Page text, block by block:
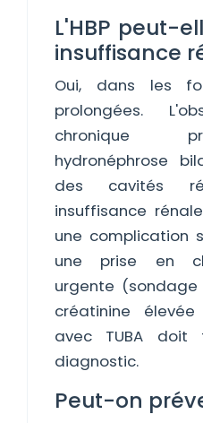
L'HBP peut-
insuffisance
Oui, dans les
prolongées.
chronique
hydronéphrose
des cavités
insuffisance
une complication
une prise en
urgente
créatinine
avec TUBA doit
diagnostic.
Peut-on